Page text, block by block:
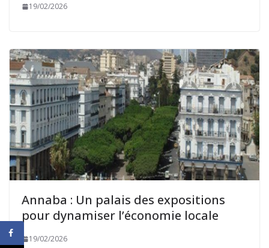
19/02/2026
Annaba : Un palais des expositions
pour dynamiser l’économie locale
19/02/2026